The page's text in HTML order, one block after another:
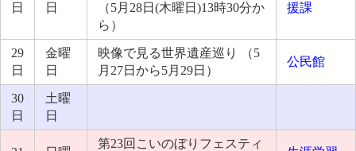
日
日
（5月28日(木曜日)13時30分か
ら）
援課
29
日
金曜
日
映像で見る世界遺産巡り （5
月27日から5月29日）
公民館
30
日
土曜
日
第23回こいのぼりフェスティ